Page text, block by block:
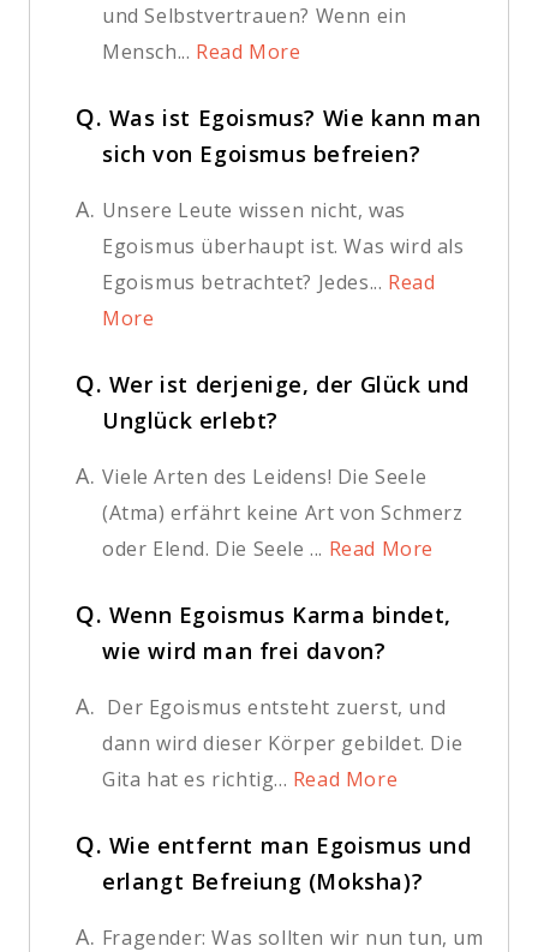
und Selbstvertrauen? Wenn ein
Mensch... Read More
Q. Was ist Egoismus? Wie kann man
sich von Egoismus befreien?
A. Unsere Leute wissen nicht, was
Egoismus überhaupt ist. Was wird als
Egoismus betrachtet? Jedes... Read
More
Q. Wer ist derjenige, der Glück und
Unglück erlebt?
A. Viele Arten des Leidens! Die Seele
(Atma) erfährt keine Art von Schmerz
oder Elend. Die Seele ... Read More
Q. Wenn Egoismus Karma bindet,
wie wird man frei davon?
A. Der Egoismus entsteht zuerst, und
dann wird dieser Körper gebildet. Die
Gita hat es richtig... Read More
Q. Wie entfernt man Egoismus und
erlangt Befreiung (Moksha)?
A. Fragender: Was sollten wir nun tun, um